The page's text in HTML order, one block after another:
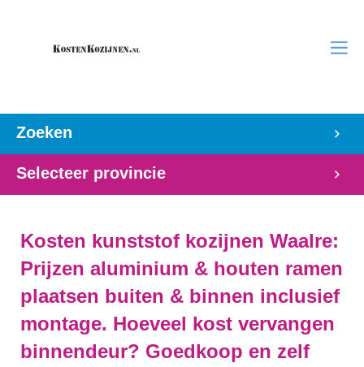
Zoeken
Selecteer provincie
Kosten kunststof kozijnen Waalre:
Prijzen aluminium & houten ramen
plaatsen buiten & binnen inclusief
montage. Hoeveel kost vervangen
binnendeur? Goedkoop en zelf